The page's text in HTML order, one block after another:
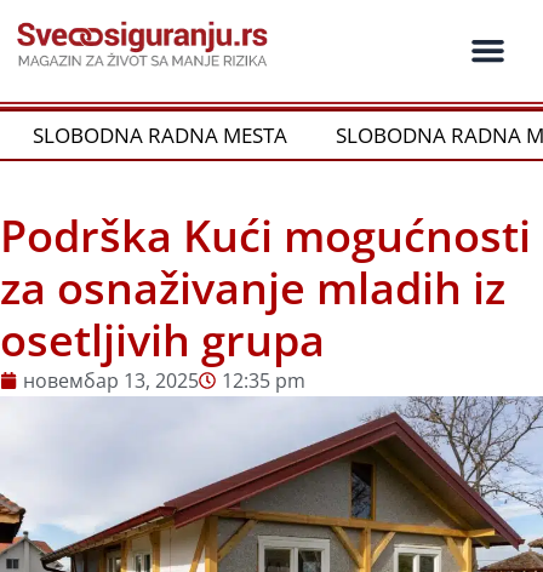
на
садржај
SLOBODNA RADNA MESTA SLOBODNA RADNA
Podrška Kući mogućnosti
za osnaživanje mladih iz
osetljivih grupa
новембар 13, 2025 12:35 pm